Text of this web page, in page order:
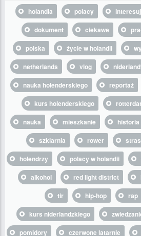
holandia polacy
dokument
ciekawe
polska
życie w holandii
netherlands
vlog
nauka holenderskiego
reportaż
kurs holenderskiego
nauka
mieszkanie historia
szklarnia
rower
holendrzy
polacy w holandii
alkohol
red light district
tir
hip-hop rap
kurs niderlandzkiego
pomidory
czerwone latarnie